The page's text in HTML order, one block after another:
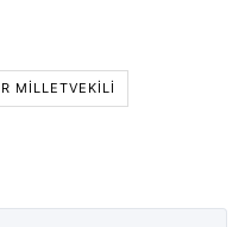
MILLETVEKILI